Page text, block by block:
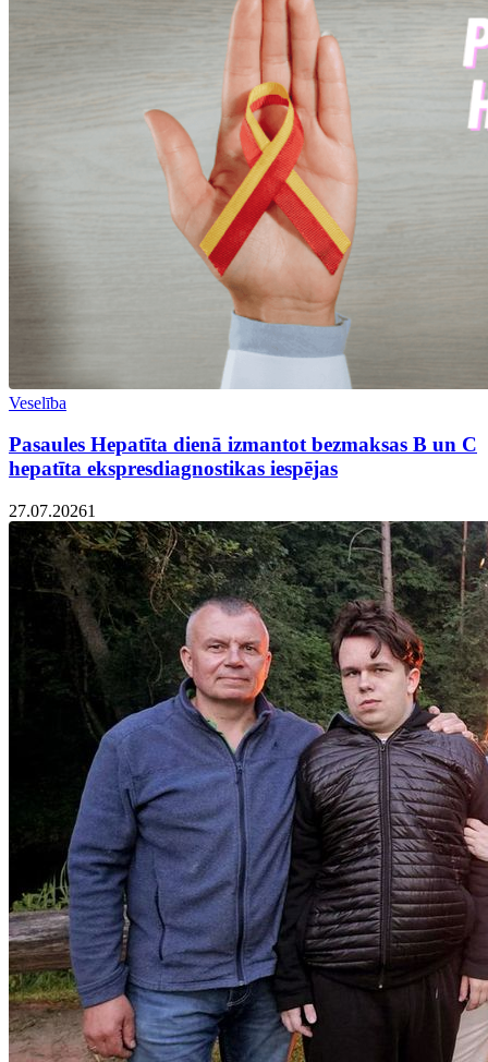
Veselība
Pasaules Hepatīta dienā izmantot bezmaksas B un C
hepatīta ekspresdiagnostikas iespējas
27.07.20261